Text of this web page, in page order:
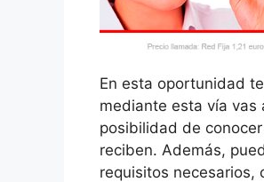
En esta oportunidad
mediante esta vía vas
posibilidad de
reciben. Además,
requisitos necesarios,